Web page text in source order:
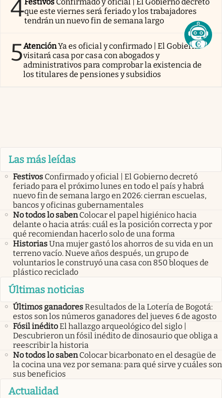
4que este viernes será feriado y los trabajadores
tendrán un nuevo fin de semana largo
5AtenciónYa es oficial y confirmado | El Gobierno
visitará casa por casa con abogados y
administrativos para comprobar la existencia de
los titulares de pensiones y subsidios
Las más leídas
Festivos Confirmado y oficial | El Gobierno decretó
feriado para el próximo lunes en todo el país y habrá
nuevo fin de semana largo en 2026: cierran escuelas,
bancos y oficinas gubernamentales
No todos lo saben Colocar el papel higiénico hacia
delante o hacia atrás: cuál es la posición correcta y por
qué recomiendan hacerlo solo de una forma
HistoriasUna mujer gastó los ahorros de su vida en un
terreno vacío. Nueve años después, un grupo de
voluntarios le construyó una casa con 850 bloques de
plástico reciclado
Últimas noticias
Últimos ganadoresResultados de la Lotería de Bogotá:
estos son los números ganadores del jueves 6 de agosto
Fósil inéditoEl hallazgo arqueológico del siglo |
Descubrieron un fósil inédito de dinosaurio que obliga a
reescribir la historia
No todos lo saben Colocar bicarbonato en el desagüe de
la cocina una vez por semana: para qué sirve y cuáles son
sus beneficios
Actualidad